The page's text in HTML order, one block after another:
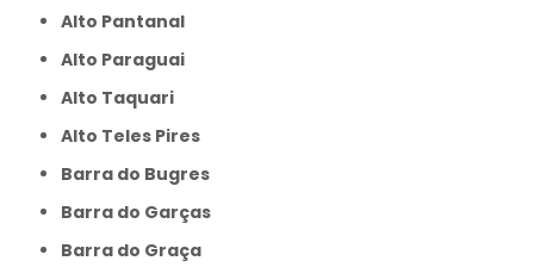
Alto Pantanal
Alto Paraguai
Alto Taquari
Alto Teles Pires
Barra do Bugres
Barra do Garças
Barra do Graça